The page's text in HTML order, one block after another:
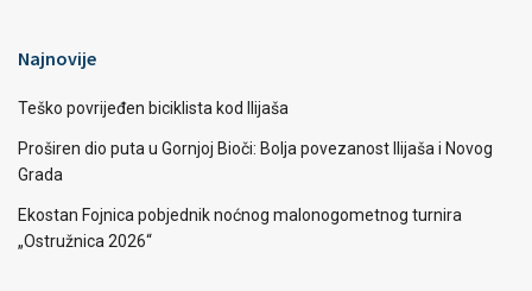
Najnovije
Teško povrijeđen biciklista kod Ilijaša
Proširen dio puta u Gornjoj Bioči: Bolja povezanost Ilijaša i Novog
Grada
Ekostan Fojnica pobjednik noćnog malonogometnog turnira
„Ostružnica 2026“